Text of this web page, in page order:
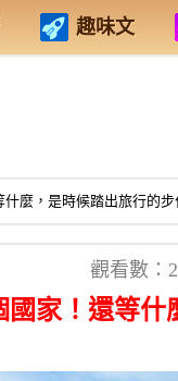
趣味文
麼，是時候踏出旅行的步
觀看數：
家！還等什